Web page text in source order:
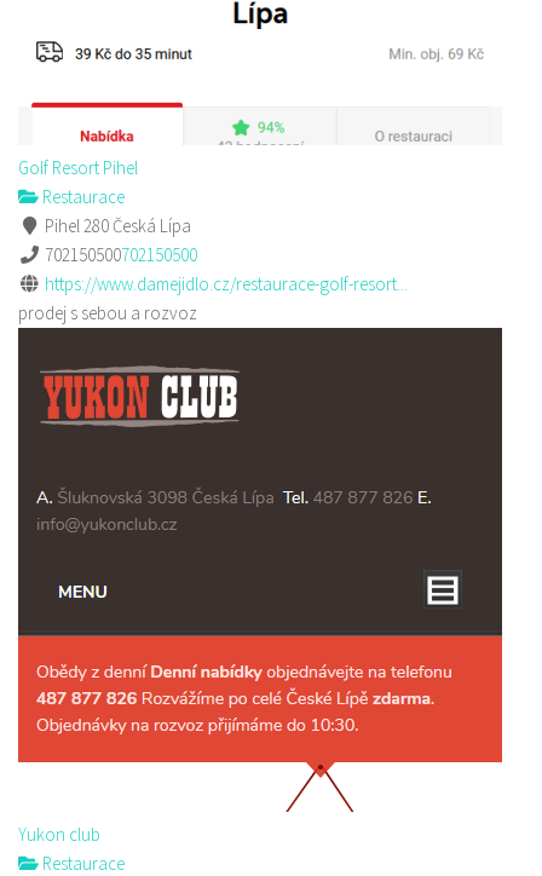
Golf Resort Pihel
Restaurace
Pihel 280 Česká Lípa
702150500702150500
https://www.damejidlo.cz/restaurace-golf-resort...
prodej s sebou a rozvoz
Yukon club
Restaurace